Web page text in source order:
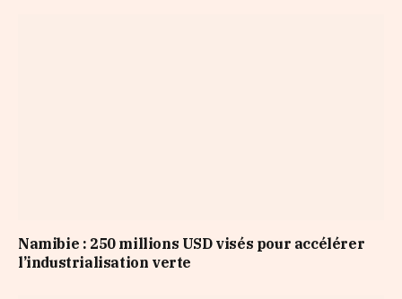
Namibie : 250 millions USD visés pour accélérer
l’industrialisation verte